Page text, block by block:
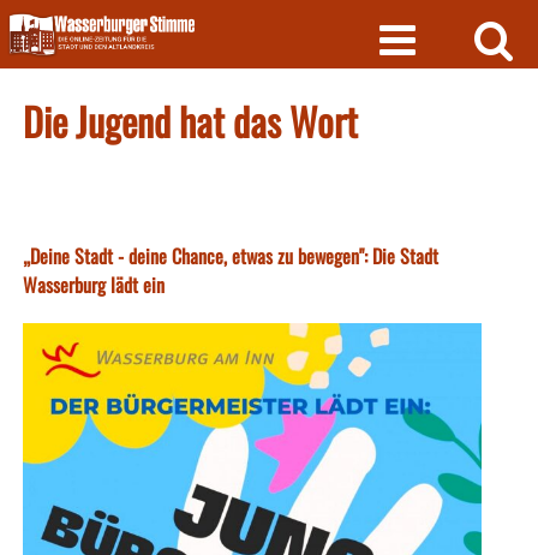
Skip
to
content
Die Jugend hat das Wort
„Deine Stadt - deine Chance, etwas zu bewegen": Die Stadt
Wasserburg lädt ein